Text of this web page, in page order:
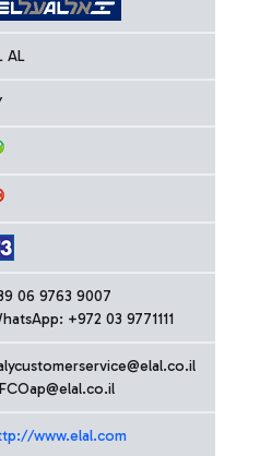
AL
06 9763 9007
+972 03 9771111
www.elal.com